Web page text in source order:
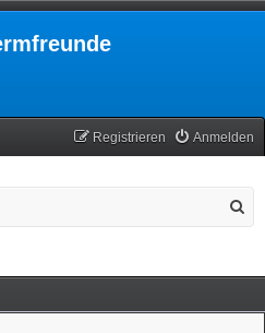
Anmelden
Registrieren
e